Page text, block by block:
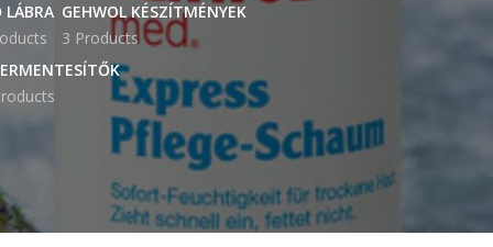
LÁBRA GEHWOL KÉSZÍTMÉNYEK
3 Products